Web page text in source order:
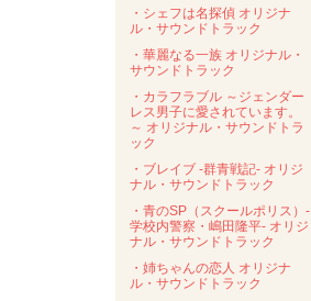
・シェフは名探偵 オリジナ
ル・サウンドトラック
・華麗なる一族 オリジナル・
サウンドトラック
・カラフラブル ～ジェンダー
レス男子に愛されています。
～ オリジナル・サウンドトラ
ック
・ブレイブ -群青戦記- オリジ
ナル・サウンドトラック
・青のSP（スクールポリス）-
学校内警察・嶋田隆平- オリジ
ナル・サウンドトラック
・姉ちゃんの恋人 オリジナ
ル・サウンドトラック